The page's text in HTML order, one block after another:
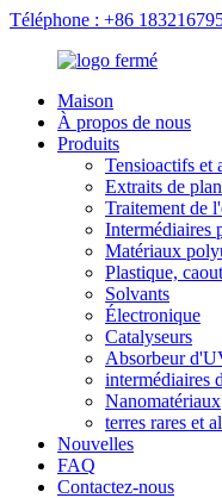
Téléphone : +86
Maison
À propos de nous
Produits
Tensioactifs et
Extraits de
Traitement de
Intermédiaires
Matériaux
Plastique,
Solvants
Électronique
Catalyseurs
Absorbeur
intermédiaires
Nanomatériaux
terres rares et
Nouvelles
FAQ
Contactez-nous